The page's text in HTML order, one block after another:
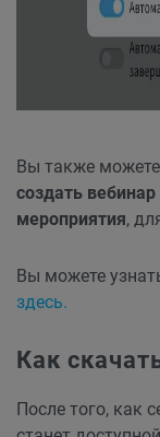
Вы также
создать
мероприятия,
Вы можете
здесь.
Как
После того, как